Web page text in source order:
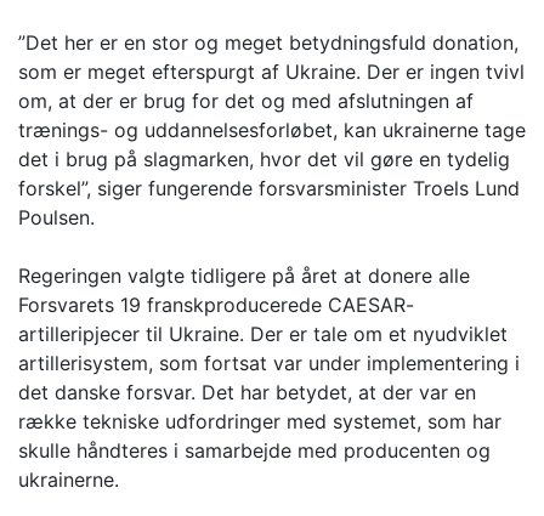
”Det her er en stor og meget betydningsfuld donation,
som er meget efterspurgt af Ukraine. Der er ingen tvivl
om, at der er brug for det og med afslutningen af
trænings- og uddannelsesforløbet, kan ukrainerne tage
det i brug på slagmarken, hvor det vil gøre en tydelig
forskel”, siger fungerende forsvarsminister Troels Lund
Poulsen.
Regeringen valgte tidligere på året at donere alle
Forsvarets 19 franskproducerede CAESAR-
artilleripjecer til Ukraine. Der er tale om et nyudviklet
artillerisystem, som fortsat var under implementering i
det danske forsvar. Det har betydet, at der var en
række tekniske udfordringer med systemet, som har
skulle håndteres i samarbejde med producenten og
ukrainerne.